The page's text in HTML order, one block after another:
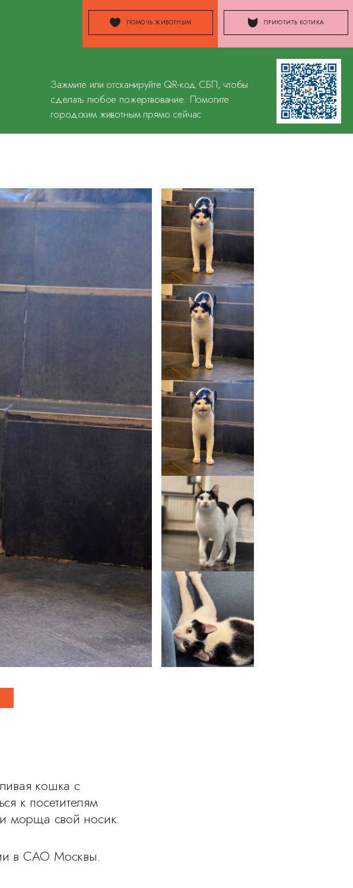
ПОМОЧЬ ЖИВОТНЫМ ПРИЮТИТЬ КОТИКА
Зажмите или отсканируйте QR-код СБП, чтобы
сделать любое пожертвование. Помогите
городским животным прямо сейчас
кошка с
к посетителям
морща свой носик.
в САО Москвы.